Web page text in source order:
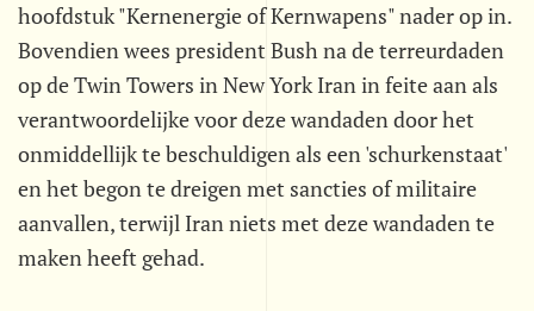
hoofdstuk "Kernenergie of Kernwapens" nader op in.
Bovendien wees president Bush na de terreurdaden
op de Twin Towers in New York Iran in feite aan als
verantwoordelijke voor deze wandaden door het
onmiddellijk te beschuldigen als een 'schurkenstaat'
en het begon te dreigen met sancties of militaire
aanvallen, terwijl Iran niets met deze wandaden te
maken heeft gehad.